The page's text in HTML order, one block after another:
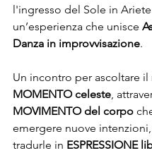
l'ingresso del Sole in
un’esperienza che unisce
Danza in improvvisazione.
Un incontro per ascoltare
MOMENTO celeste ,
MOVIMENTO del corpo
emergere nuove
tradurle in ESPRESSIONE